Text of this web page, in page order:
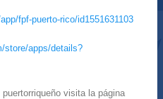
fpf-puerto-rico/id1551631103
store/apps/details?
visita la página